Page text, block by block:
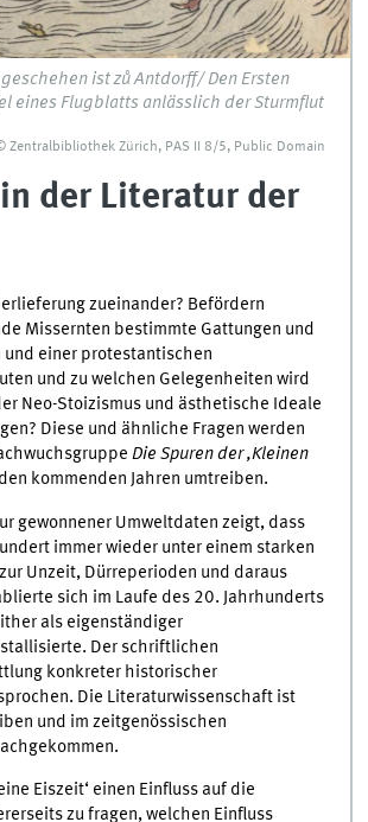
ist zů Antdorff/ Den Ersten
eines Flugblatts anlässlich der Sturmflut
Zentralbibliothek Zürich, PAS II 8/5, Public Domain
in der Literatur der
zueinander? Befördern
Missernten bestimmte Gattungen und
einer protestantischen
und zu welchen Gelegenheiten wird
Neo-Stoizismus und ästhetische Ideale
Diese und ähnliche Fragen werden
Die Spuren der ‚Kleinen
kommenden Jahren umtreiben.
gewonnener Umweltdaten zeigt, dass
immer wieder unter einem starken
Unzeit, Dürreperioden und daraus
sich im Laufe des 20. Jahrhunderts
als eigenständiger
Der schriftlichen
konkreter historischer
Die Literaturwissenschaft ist
und im zeitgenössischen
Eiszeit‘ einen Einfluss auf die
zu fragen, welchen Einfluss